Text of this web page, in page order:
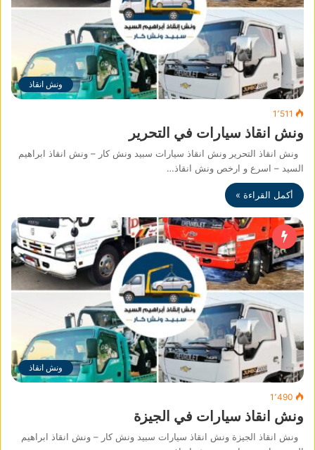
ونش انقاذ
1٬511
ونش انقاذ سيارات في التحرير
ونش انقاذ التحرير ونش انقاذ سيارات سبيد ونش كار – ونش انقاذ ابراهيم
السيد – اسرع و ارخص ونش انقاذ…
أكمل القراءة »
ونش انقاذ
1٬490
ونش انقاذ سيارات في الجيزة
ونش انقاذ الجيزة ونش انقاذ سيارات سبيد ونش كار – ونش انقاذ ابراهيم